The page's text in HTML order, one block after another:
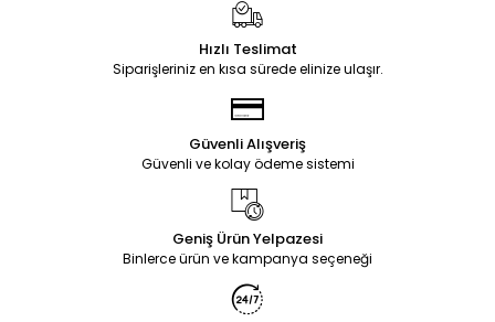
Hızlı Teslimat
Siparişleriniz en kısa sürede elinize ulaşır.
Güvenli Alışveriş
Güvenli ve kolay ödeme sistemi
Geniş Ürün Yelpazesi
Binlerce ürün ve kampanya seçeneği